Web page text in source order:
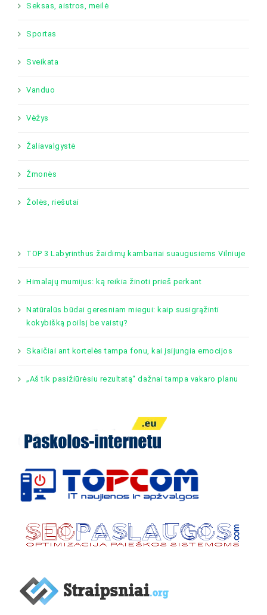
Seksas, aistros, meilė
Sportas
Sveikata
Vanduo
Vėžys
Žaliavalgystė
Žmonės
Žolės, riešutai
TOP 3 Labyrinthus žaidimų kambariai suaugusiems Vilniuje
Himalajų mumijus: ką reikia žinoti prieš perkant
Natūralūs būdai geresniam miegui: kaip susigrąžinti
kokybišką poilsį be vaistų?
Skaičiai ant kortelės tampa fonu, kai įsijungia emocijos
„Aš tik pasižiūrėsiu rezultatą“ dažnai tampa vakaro planu